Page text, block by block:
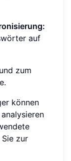
auf
zum
können
zur